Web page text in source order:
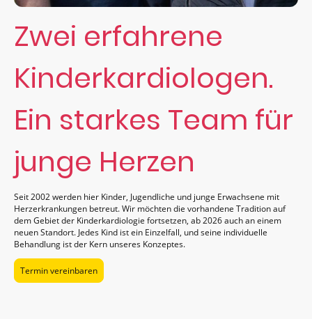
Zwei erfahrene
Kinderkardiologen.
Ein starkes Team für
junge Herzen
Seit 2002 werden hier Kinder, Jugendliche und junge Erwachsene mit
Herzerkrankungen betreut. Wir möchten die vorhandene Tradition auf
dem Gebiet der Kinderkardiologie fortsetzen, ab 2026 auch an einem
neuen Standort. Jedes Kind ist ein Einzelfall, und seine individuelle
Behandlung ist der Kern unseres Konzeptes.
Termin vereinbaren